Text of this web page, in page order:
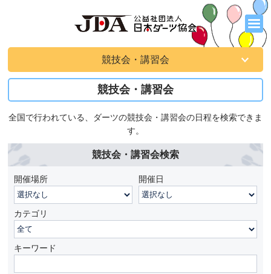
競技会・講習会
競技会・講習会
全国で行われている、ダーツの競技会・講習会の日程を検索できま
す。
競技会・講習会検索
開催場所 開催日
カテゴリ
キーワード